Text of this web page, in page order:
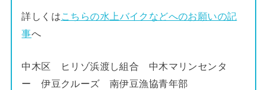
詳しくはこちらの水上バイクなどへのお願いの記
事へ
中木区 ヒリゾ浜渡し組合 中木マリンセンタ
ー 伊豆クルーズ 南伊豆漁協青年部